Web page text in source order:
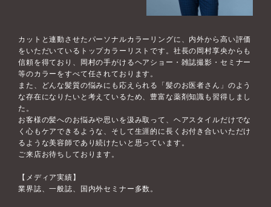
カットと連動させたパーソナルカラーリングに、内外から高い評価
をいただいているトップカラーリストです。社長の岡村享央からも
信頼を得ており、岡村の手がけるヘアショー・雑誌撮影・セミナー
等のカラーをすべて任されております。
また、どんな髪質の悩みにも応えられる「髪のお医者さん」のよう
な存在になりたいと考えているため、豊富な薬剤知識も習得しまし
た。
お客様の髪へのお悩みや思いを汲み取って、ヘアスタイルだけでな
く心もケアできるような、そして生涯的に長くお付き合いいただけ
るような美容師であり続けたいと思っています。
ご来店お待ちしております。
【メディア実績】
業界誌、一般誌、国内外セミナー多数。